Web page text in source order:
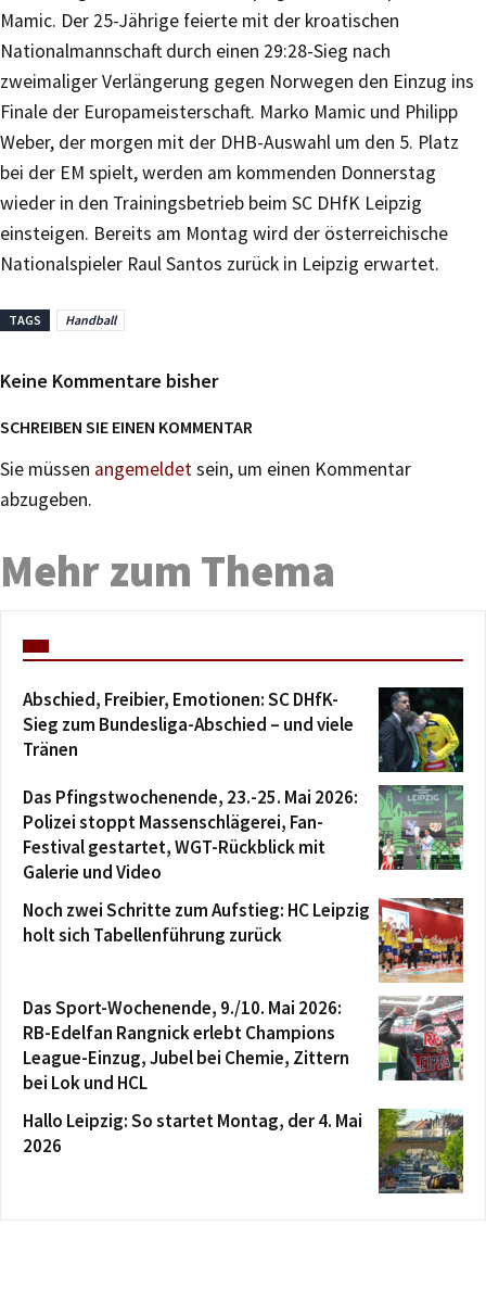
Mamic. Der 25-Jährige feierte mit der kroatischen
Nationalmannschaft durch einen 29:28-Sieg nach
zweimaliger Verlängerung gegen Norwegen den Einzug ins
Finale der Europameisterschaft. Marko Mamic und Philipp
Weber, der morgen mit der DHB-Auswahl um den 5. Platz
bei der EM spielt, werden am kommenden Donnerstag
wieder in den Trainingsbetrieb beim SC DHfK Leipzig
einsteigen. Bereits am Montag wird der österreichische
Nationalspieler Raul Santos zurück in Leipzig erwartet.
TAGS Handball
Keine Kommentare bisher
SCHREIBEN SIE EINEN KOMMENTAR
Sie müssen angemeldetsein, um einen Kommentar
abzugeben.
Mehr zum Thema
Abschied, Freibier, Emotionen: SC DHfK-
Sieg zum Bundesliga-Abschied – und viele
Tränen
Das Pfingstwochenende, 23.-25. Mai 2026:
Polizei stoppt Massenschlägerei, Fan-
Festival gestartet, WGT-Rückblick mit
Galerie und Video
Noch zwei Schritte zum Aufstieg: HC Leipzig
holt sich Tabellenführung zurück
Das Sport-Wochenende, 9./10. Mai 2026:
RB-Edelfan Rangnick erlebt Champions
League-Einzug, Jubel bei Chemie, Zittern
bei Lok und HCL
Hallo Leipzig: So startet Montag, der 4. Mai
2026